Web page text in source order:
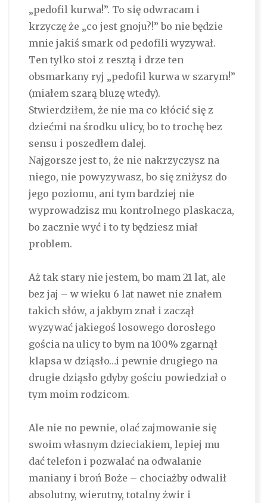
„pedofil kurwa!”. To się odwracam i
krzyczę że „co jest gnoju?!” bo nie będzie
mnie jakiś smark od pedofili wyzywał.
Ten tylko stoi z resztą i drze ten
obsmarkany ryj „pedofil kurwa w szarym!”
(miałem szarą bluzę wtedy).
Stwierdziłem, że nie ma co kłócić się z
dziećmi na środku ulicy, bo to trochę bez
sensu i poszedłem dalej.
Najgorsze jest to, że nie nakrzyczysz na
niego, nie powyzywasz, bo się zniżysz do
jego poziomu, ani tym bardziej nie
wyprowadzisz mu kontrolnego plaskacza,
bo zacznie wyć i to ty będziesz miał
problem.
Aż tak stary nie jestem, bo mam 21 lat, ale
bez jaj – w wieku 6 lat nawet nie znałem
takich słów, a jakbym znał i zaczął
wyzywać jakiegoś losowego dorosłego
gościa na ulicy to bym na 100% zgarnął
klapsa w dziąsło…i pewnie drugiego na
drugie dziąsło gdyby gościu powiedział o
tym moim rodzicom.
Ale nie no pewnie, olać zajmowanie się
swoim własnym dzieciakiem, lepiej mu
dać telefon i pozwalać na odwalanie
maniany i broń Boże – chociażby odwalił
absolutny, wierutny, totalny żwir i